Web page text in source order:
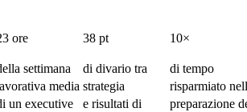
ore
settimana
media
un executive
38 pt
di divario tra
strategia
e risultati di
10×
di tempo
risparmiato
preparazione